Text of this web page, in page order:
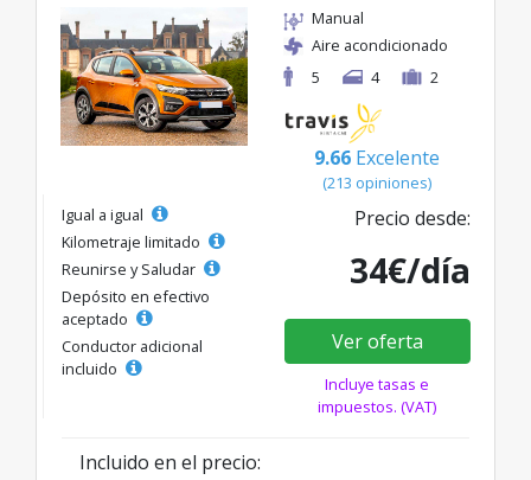
tarifas excelentes desde solo 24€/día.
Manual
Aire acondicionado
5
4 2
9.66 Excelente
(213 opiniones)
Igual a igual
Kilometraje limitado
Reunirse y Saludar
Depósito en efectivo
aceptado
Conductor adicional
incluido
Precio desde:
34€/día
Ver oferta
Incluye tasas e
impuestos. (VAT)
Incluido en el precio: